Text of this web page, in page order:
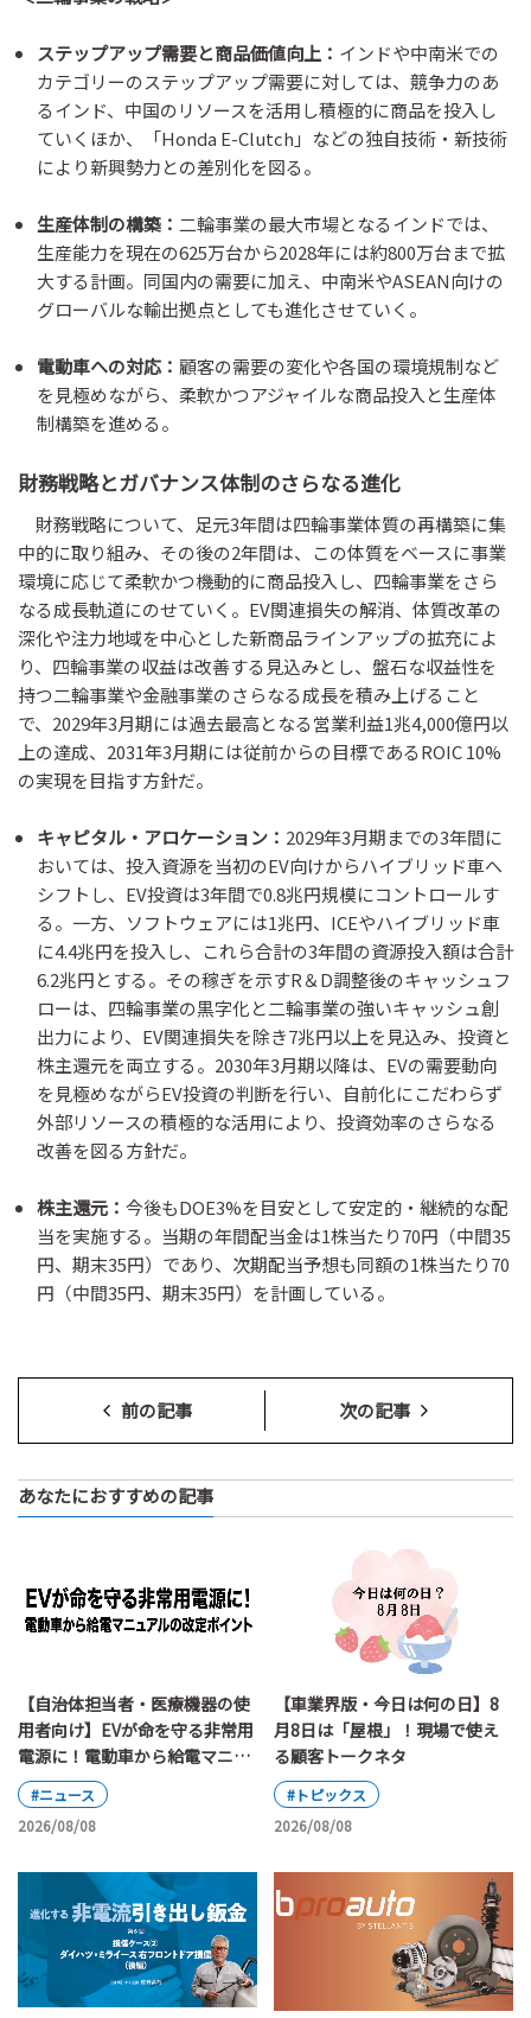
ステップアップ需要と商品価値向上： インドや中南米での
カテゴリーのステップアップ需要に対しては、競争力のあ
るインド、中国のリソースを活用し積極的に商品を投入し
ていくほか、「Honda E-Clutch」などの独自技術・新技術
により新興勢力との差別化を図る。
生産体制の構築： 二輪事業の最大市場となるインドでは、
生産能力を現在の625万台から2028年には約800万台まで拡
大する計画。同国内の需要に加え、中南米やASEAN向けの
グローバルな輸出拠点としても進化させていく。
電動車への対応： 顧客の需要の変化や各国の環境規制など
を見極めながら、柔軟かつアジャイルな商品投入と生産体
制構築を進める。
財務戦略とガバナンス体制のさらなる進化
財務戦略について、足元3年間は四輪事業体質の再構築に集
中的に取り組み、その後の2年間は、この体質をベースに事業
環境に応じて柔軟かつ機動的に商品投入し、四輪事業をさら
なる成長軌道にのせていく。EV関連損失の解消、体質改革の
深化や注力地域を中心とした新商品ラインアップの拡充によ
り、四輪事業の収益は改善する見込みとし、盤石な収益性を
持つ二輪事業や金融事業のさらなる成長を積み上げること
で、2029年3月期には過去最高となる営業利益1兆4,000億円以
上の達成、2031年3月期には従前からの目標であるROIC 10%
の実現を目指す方針だ。
キャピタル・アロケーション： 2029年3月期までの3年間に
おいては、投入資源を当初のEV向けからハイブリッド車へ
シフトし、EV投資は3年間で0.8兆円規模にコントロールす
る。一方、ソフトウェアには1兆円、ICEやハイブリッド車
に4.4兆円を投入し、これら合計の3年間の資源投入額は合計
6.2兆円とする。その稼ぎを示すR＆D調整後のキャッシュフ
ローは、四輪事業の黒字化と二輪事業の強いキャッシュ創
出力により、EV関連損失を除き7兆円以上を見込み、投資と
株主還元を両立する。2030年3月期以降は、EVの需要動向
を見極めながらEV投資の判断を行い、自前化にこだわらず
外部リソースの積極的な活用により、投資効率のさらなる
改善を図る方針だ。
株主還元： 今後もDOE3%を目安として安定的・継続的な配
当を実施する。当期の年間配当金は1株当たり70円（中間35
円、期末35円）であり、次期配当予想も同額の1株当たり70
円（中間35円、期末35円）を計画している。
前の記事 次の記事
あなたにおすすめの記事
【自治体担当者・医療機器の使
用者向け】EVが命を守る非常用
電源に！電動車から給電マニュ
アルの改定ポイント
#ニュース
2026/08/08
【車業界版・今日は何の日】8
月8日は「屋根」！現場で使え
る顧客トークネタ
#トピックス
2026/08/08